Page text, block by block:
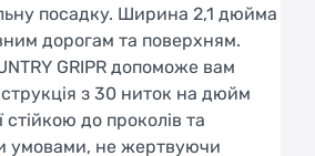
посадку. Ширина 2,1 дюйма
дорогам та поверхням.
GRIPR допоможе вам
з 30 ниток на дюйм
стійкою до проколів та
умовами, не жертвуючи